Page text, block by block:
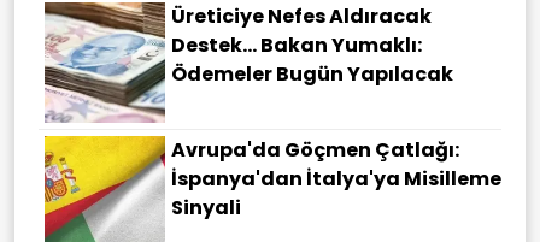
Üreticiye Nefes Aldıracak
Destek... Bakan Yumaklı:
Ödemeler Bugün Yapılacak
Avrupa'da Göçmen Çatlağı:
İspanya'dan İtalya'ya Misilleme
Sinyali